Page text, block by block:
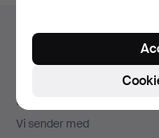
Hjælp og
Kontakt supporten
Betalingsmuligheder
Vi sender med